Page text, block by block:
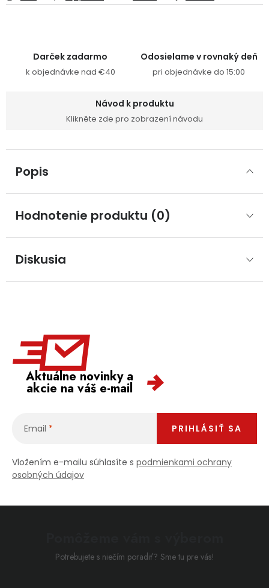
Darček zadarmo
k objednávke nad €40
Odosielame v rovnaký deň
pri objednávke do 15:00
Návod k produktu
Klikněte zde pro zobrazení návodu
Popis
Hodnotenie produktu (0)
Diskusia
Aktuálne novinky a
akcie na váš e-mail
Email
Vložením e-mailu súhlasíte s podmienkami ochrany
osobných údajov
PRIHLÁSIŤ SA
Potrebujete s niečím poradiť? Sme tu pre vás!